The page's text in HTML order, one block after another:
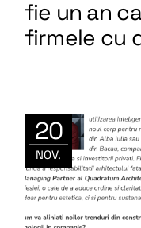
fie un an
firmele cu
20
NOV.